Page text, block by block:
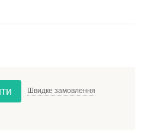
Швидкезамовлення